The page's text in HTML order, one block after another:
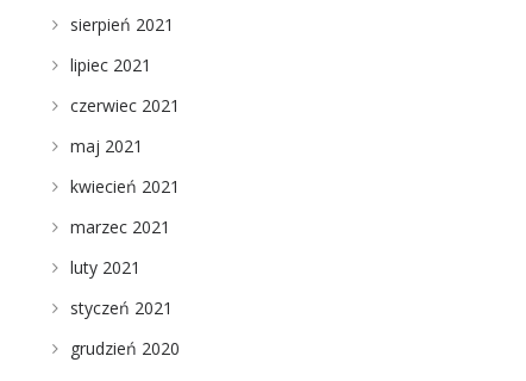
sierpień 2021
lipiec 2021
czerwiec 2021
maj 2021
kwiecień 2021
marzec 2021
luty 2021
styczeń 2021
grudzień 2020